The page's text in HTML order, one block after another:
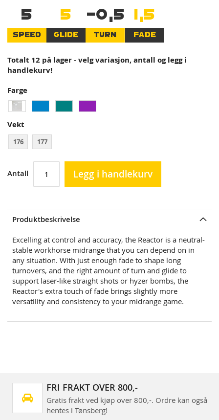
5
SPEED
5
GLIDE
-0,5
TURN
1,5
FADE
Totalt 12 på lager - velg variasjon, antall og legg i
handlekurv!
Farge
Vekt
176 177
Antall Legg i handlekurv
Produktbeskrivelse
Excelling at control and accuracy, the Reactor is a neutral-
stable workhorse midrange that you can depend on in
any situation. With just enough fade to shape long
turnovers, and the right amount of turn and glide to
support laser-like straight shots or hyzer bombs, the
Reactor's extra touch of fade brings slightly more
versatility and consistency to your midrange game.
FRI FRAKT OVER 800,-
Gratis frakt ved kjøp over 800,-. Ordre kan også
hentes i Tønsberg!